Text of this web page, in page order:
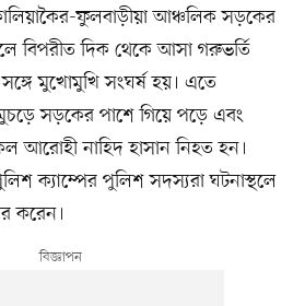
ফুলবাড়ীয়া আঞ্চলিক সড়কের
বিপরীত দিক থেকে আসা গরুভর্তি
মুখোমুখি সংঘর্ষ হয়। এতে
সড়কের পাশে গিয়ে পড়ে এবং
আরোহী নাহিদ হাসান নিহত হন।
ক্যাম্পের পুলিশ সদস্যরা ঘটনাস্থলে
করেন।